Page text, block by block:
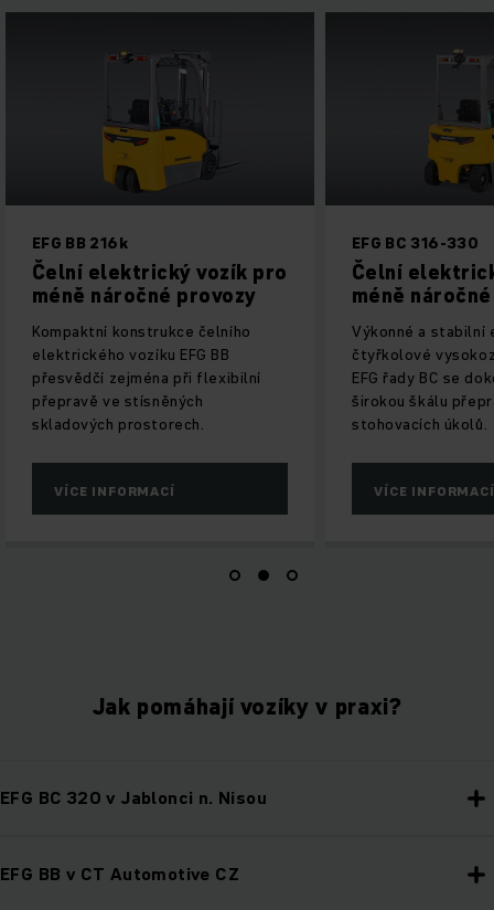
vozík pro
provozy
čelního
EFG BB
při flexibilní
EFG BC 316-330
Čelní elektrický vozík pro
méně náročné provozy
Výkonné a stabilní elektrické
čtyřkolové vysokozdvižné vozíky
EFG řady BC se dokonale hodí pro
širokou škálu přepravních a
stohovacích úkolů.
Jak pomáhají vozíky v praxi?
EFG BC 320 v Jablonci n. Nisou
EFG BB v CT Automotive CZ